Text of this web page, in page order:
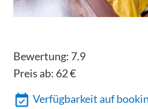
Bewertung: 7.9
Preis ab: 62€
Verfügbarkeit auf